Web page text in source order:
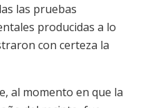
las pruebas
producidas a lo
con certeza la
al momento en que la